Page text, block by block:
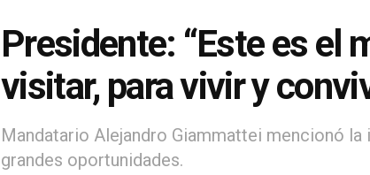
Presidente: “Este es el
visitar, para vivir y
Mandatario Alejandro Giammattei mencionó
grandes oportunidades.